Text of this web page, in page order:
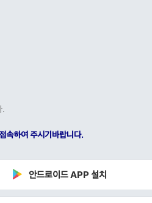
.
하여 주시기바랍니다.
안드로이드 APP 설치